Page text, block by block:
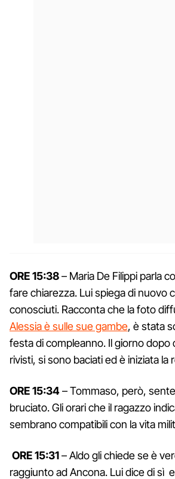
ORE 15:38– Maria De Filippi parla
fare chiarezza. Lui spiega di nuovo
conosciuti. Racconta che la foto
Alessia è sulle sue gambe, è stata
festa di compleanno. Il giorno dopo
rivisti, si sono baciati ed è iniziata la
ORE 15:34– Tommaso, però,
bruciato. Gli orari che il ragazzo
sembrano compatibili con la vita
ORE 15:31– Aldo gli chiede se è
raggiunto ad Ancona. Lui dice di sì